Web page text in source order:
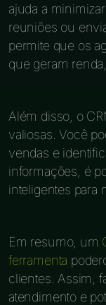
ajuda a
reuniões ou
permite que os
que geram
Além disso, o
valiosas. Você
vendas e
informações, é
inteligentes para
Em resumo, um
ferramenta
clientes. Assim,
atendimento e